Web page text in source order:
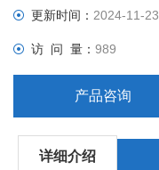
更新时间：2024-11-23
访 问 量：989
产品咨询
详细介绍